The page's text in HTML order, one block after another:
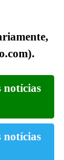
notícias
notícias